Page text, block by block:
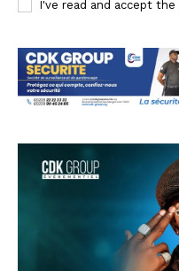
I've read and accept the